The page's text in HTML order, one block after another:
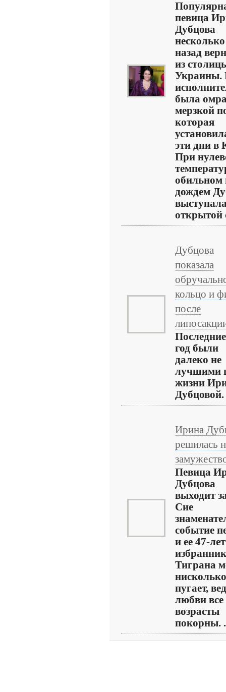
певица
Дубцова
назад
из
Украины.
была
мерзкой
которая
эти дни в
При
обильном
дождем
открытой
Дубцова
показала
кольцо и
после
год были
далеко не
лучшими
жизни
Дубцовой.
Ирина
решилась
Певица
Дубцова
выходит
Сие
событие
и ее 47-
избранник
Тиграна
пугает,
любви все
возрасты
покорны.